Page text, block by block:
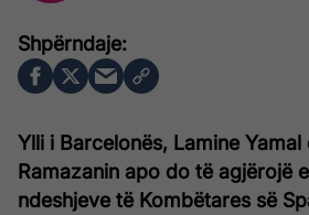
Ylli i Barcelonës, Lamine
Ramazanin apo do të agjërojë
ndeshjeve të Kombëtares së